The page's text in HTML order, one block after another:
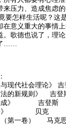
来压力、造成焦虑
样生活呢？这是
在意义重大的事情
。歌德也说了，理
……
现代社会理论》 吉
法的新规则》 吉登
构成》 吉登斯
会》 贝克
（第一卷） 马克